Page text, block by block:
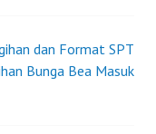
dan Format SPT
Bunga Bea Masuk